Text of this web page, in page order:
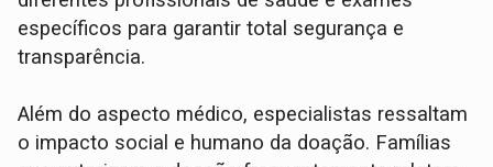
específicos para garantir total segurança e
transparência.
Além do aspecto médico, especialistas ressaltam
o impacto social e humano da doação. Famílias